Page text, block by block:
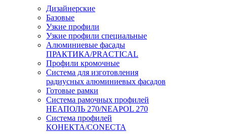
Дизайнерские
Базовые
Узкие профили
Узкие профили специальные
Алюминиевые фасады
ПРАКТИКА/PRACTICAL
Профили кромочные
Система для изготовления
радиусных алюминиевых фасадов
Готовые рамки
Система рамочных профилей
НЕАПОЛЬ 270/NEAPOL 270
Система профилей
КОНЕКТА/CONECTA